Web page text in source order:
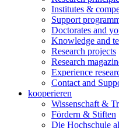
Institutes &
Support
Doctorates and
Knowledge and
Research projects
Research
Experience
Contact and
kooperieren
Wissenschaft &
Fördern & Stiften
Die Hochschule